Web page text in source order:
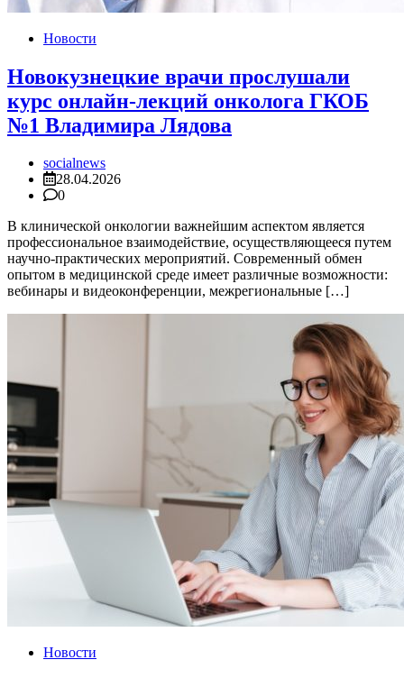
Новости
Новокузнецкие врачи прослушали
курс онлайн-лекций онколога ГКОБ
№1 Владимира Лядова
socialnews
28.04.2026
0
В клинической онкологии важнейшим аспектом является
профессиональное взаимодействие, осуществляющееся путем
научно-практических мероприятий. Современный обмен
опытом в медицинской среде имеет различные возможности:
вебинары и видеоконференции, межрегиональные […]
Новости